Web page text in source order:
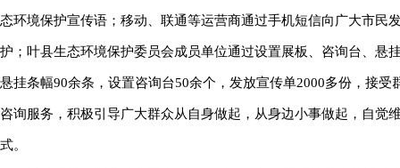
态环境保护宣传语；移动、联通等运营商通过手机短信向广大市
护；叶县生态环境保护委员会成员单位通过设置展板、咨询台、悬
悬挂条幅90余条，设置咨询台50余个，发放宣传单2000多份，接
咨询服务，积极引导广大群众从自身做起，从身边小事做起，自
式。